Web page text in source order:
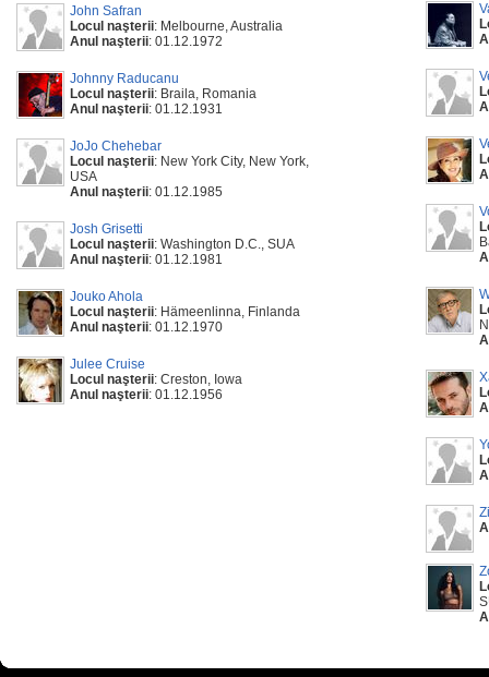
John Safran
Locul naşterii: Melbourne, Australia
Anul naşterii: 01.12.1972
Johnny Raducanu
Locul naşterii: Braila, Romania
Anul naşterii: 01.12.1931
JoJo Chehebar
Locul naşterii: New York City, New York,
USA
Anul naşterii: 01.12.1985
Josh Grisetti
Locul naşterii: Washington D.C., SUA
Anul naşterii: 01.12.1981
Jouko Ahola
Locul naşterii: Hämeenlinna, Finlanda
Anul naşterii: 01.12.1970
Julee Cruise
Locul naşterii: Creston, Iowa
Anul naşterii: 01.12.1956